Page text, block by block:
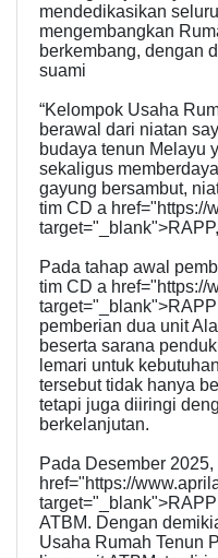
mendedikasikan
mengembangkan
berkembang, dengan
suami
“Kelompok Usaha
berawal dari niatan
budaya tenun Melayu
sekaligus
gayung bersambut,
tim CD a href="https://
Pada tahap awal
tim CD a href="https://
pemberian dua unit
beserta sarana
lemari untuk
tersebut tidak hanya
tetapi juga diiringi
berkelanjutan.
Pada Desember 2025,
href="https://
ATBM. Dengan
Usaha Rumah Tenun